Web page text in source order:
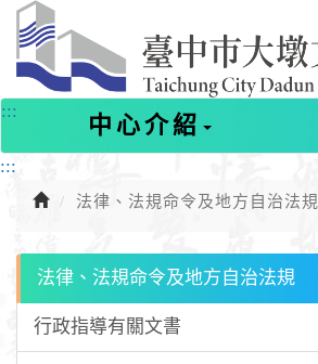
進
入
主
要
:::
中心介紹
:::
法律、法規命令及地方自治法規
法律、法規命令及地方自治法規
行政指導有關文書